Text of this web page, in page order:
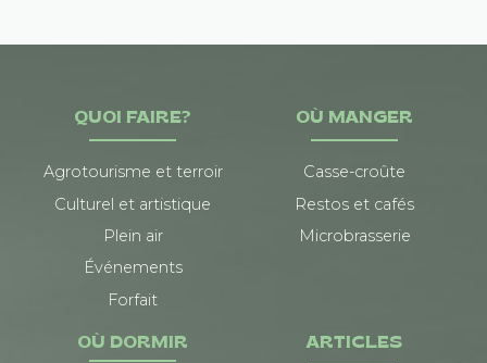
QUOI FAIRE?
Agrotourisme et terroir
Culturel et artistique
Plein air
Événements
Forfait
OÙ MANGER
Casse-croûte
Restos et cafés
Microbrasserie
OÙ DORMIR ARTICLES